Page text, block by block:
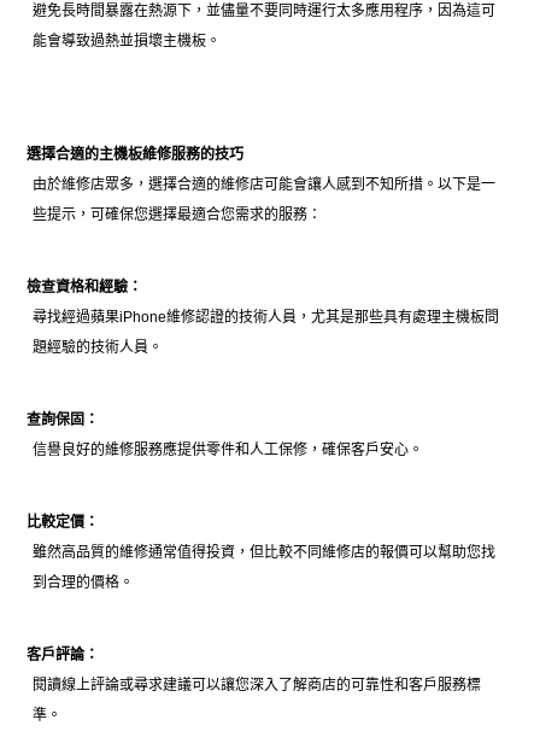
避免長時間暴露在熱源下，並儘量不要同時運行太多應用程序，因為這可
能會導致過熱並損壞主機板。
選擇合適的主機板維修服務的技巧
由於維修店眾多，選擇合適的維修店可能會讓人感到不知所措。以下是一
些提示，可確保您選擇最適合您需求的服務：
檢查資格和經驗 ：
尋找經過蘋果iPhone維修認證的技術人員，尤其是那些具有處理主機板問
題經驗的技術人員。
查詢保固：
信譽良好的維修服務應提供零件和人工保修，確保客戶安心。
比較定價：
雖然高品質的維修通常值得投資，但比較不同維修店的報價可以幫助您找
到合理的價格。
客戶評論：
閱讀線上評論或尋求建議可以讓您深入了解商店的可靠性和客戶服務標
準。